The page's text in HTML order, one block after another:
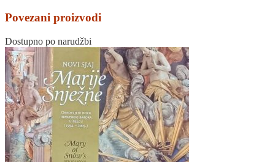
Povezani proizvodi
Dostupno po narudžbi